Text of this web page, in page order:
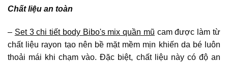
Chất liệu an toàn
– Set 3 chi tiết body Bibo's mix quần mũ cam được làm từ
chất liệu rayon tạo nên bề mặt mềm mịn khiến da bé luôn
thoải mái khi chạm vào. Đặc biệt, chất liệu này có độ an